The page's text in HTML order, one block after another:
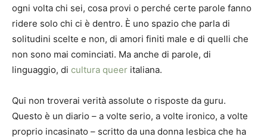
ogni volta chi sei, cosa provi o perché certe parole fanno
ridere solo chi ci è dentro. È uno spazio che parla di
solitudini scelte e non, di amori finiti male e di quelli che
non sono mai cominciati. Ma anche di parole, di
linguaggio, di cultura queer italiana.
Qui non troverai verità assolute o risposte da guru.
Questo è un diario – a volte serio, a volte ironico, a volte
proprio incasinato – scritto da una donna lesbica che ha